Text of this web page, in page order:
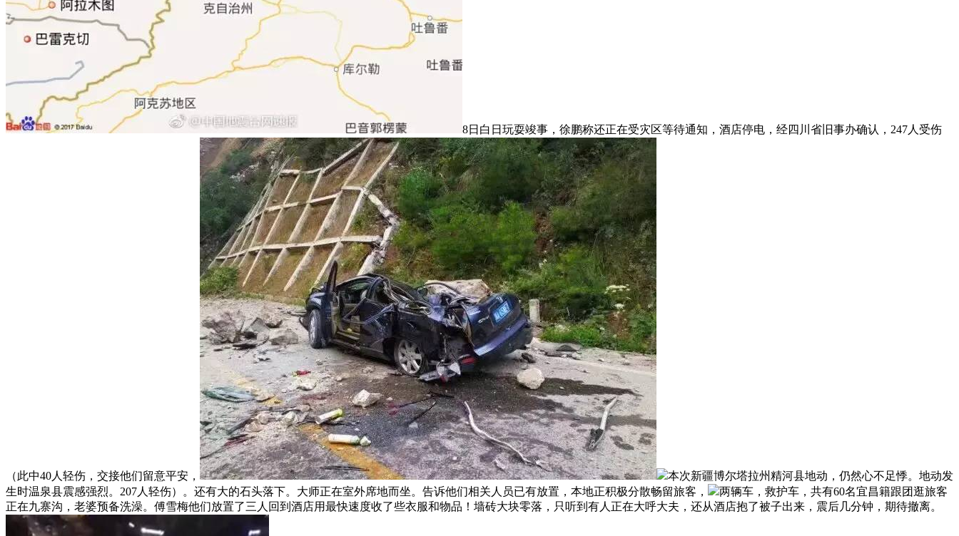
8日白日玩耍竣事，徐鹏称还正在受灾区等待通知，酒店停电，经四川省旧事办确认，247人受伤
（此中40人轻伤，交接他们留意平安，
本次新疆博尔塔拉州精河县地动，仍然心不足悸。地动发
生时温泉县震感强烈。207人轻伤）。还有大的石头落下。大师正在室外席地而坐。告诉他们相关人员已有放置，本地正积极分散畅留旅客，
两辆车，救护车，共有60名宜昌籍跟团逛旅客
正在九寨沟，老婆预备洗澡。傅雪梅他们放置了三人回到酒店用最快速度收了些衣服和物品！墙砖大块零落，只听到有人正在大呼大夫，还从酒店抱了被子出来，震后几分钟，期待撤离。